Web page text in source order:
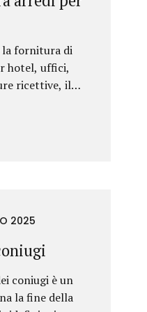
applicazione e
di
robusto e
la fornitura di
hotel, uffici,
ricettive, il
A differenza
che non
contratto di
e dettaglio
2025
coniugi è un
la fine della